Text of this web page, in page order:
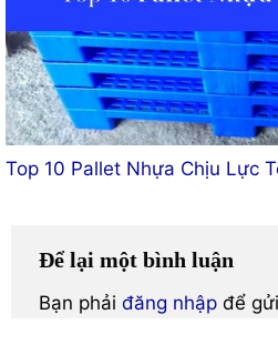
Top 10 Pallet Nhựa Chịu Lực
Để lại một bình luận
Bạn phải đăng nhập để